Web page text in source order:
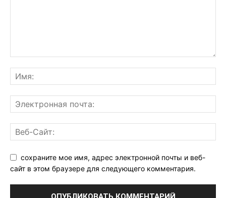
сохраните мое имя, адрес электронной почты и веб-
сайт в этом браузере для следующего комментария.